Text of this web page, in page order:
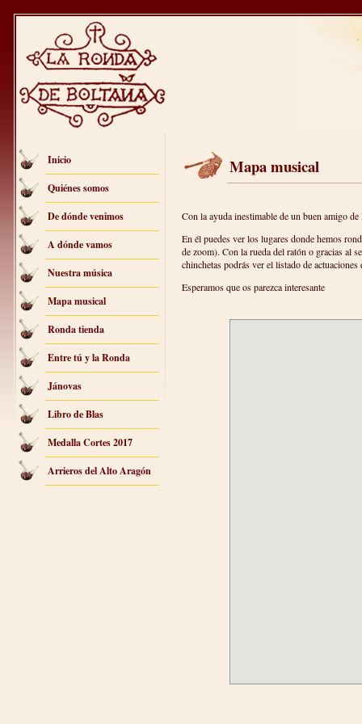
Inicio
Quiénes somos
De dónde venimos
A dónde vamos
Nuestra música
Mapa musical
Ronda tienda
Entre tú y la Ronda
Jánovas
Libro de Blas
Medalla Cortes 2017
Arrieros del Alto Aragón
Mapa musical
Con la ayuda inestimable de un buen amigo
En él puedes ver los lugares donde hemos
de zoom). Con la rueda del ratón o gracias al
chinchetas podrás ver el listado de actuaciones
Esperamos que os parezca interesante